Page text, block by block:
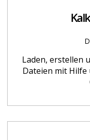
Laden, erstellen
Dateien mit Hilfe